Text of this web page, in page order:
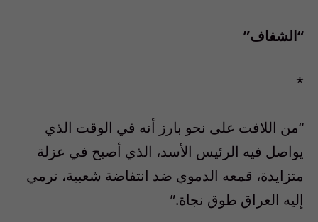
“الشفاف”
*
“من اللافت على نحو بارز أنه في الوقت الذي
يواصل فيه الرئيس الأسد، الذي أصبح في عزلة
متزايدة، قمعه الدموي ضد انتفاضة شعبية، ترمي
إليه العراق طوق نجاة.”